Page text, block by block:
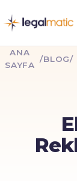
ANA
SAYFA
/BLOG/